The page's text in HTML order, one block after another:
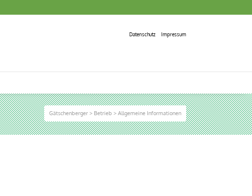
Datenschutz Impressum
Gätschenberger> Betrieb > Allgemeine Informationen